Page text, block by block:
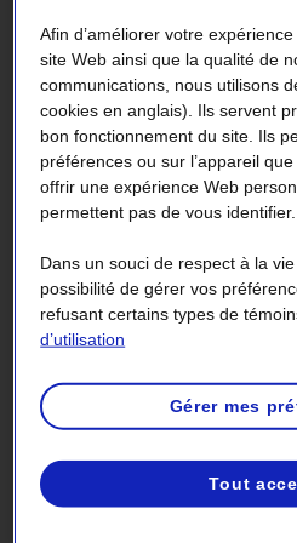
Tarif D
Votre facture fluctue
effet, le montant total dû
consommation réelle
Cliquez sur la bulle
correspondant à la section
souhaitez obtenir des
Afin d’améliorer votre
site Web ainsi que la qualité de
communications, nous utilisons
cookies en anglais). Ils servent
bon fonctionnement du site. Ils
préférences ou sur l’appareil
offrir une expérience Web
permettent pas de vous identifier.
Dans un souci de respect à la
possibilité de gérer vos
refusant certains types de
d’utilisation
Gérer mes
Tout